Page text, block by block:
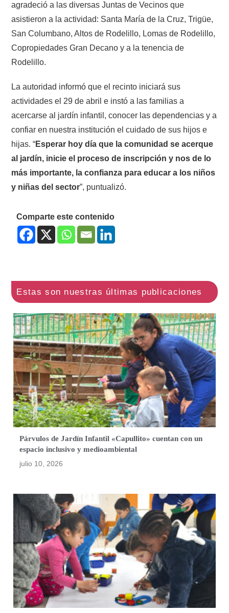
agradeció a las diversas Juntas de Vecinos que
asistieron a la actividad: Santa María de la Cruz, Trigüe,
San Columbano, Altos de Rodelillo, Lomas de Rodelillo,
Copropiedades Gran Decano y a la tenencia de
Rodelillo.
La autoridad informó que el recinto iniciará sus
actividades el 29 de abril e instó a las familias a
acercarse al jardín infantil, conocer las dependencias y a
confiar en nuestra institución el cuidado de sus hijos e
hijas. “Esperar hoy día que la comunidad se acerque
al jardín, inicie el proceso de inscripción y nos de lo
más importante, la confianza para educar a los niños
y niñas del sector”, puntualizó.
Comparte este contenido
Párvulos de Jardín Infantil «Capullito» cuentan con un
espacio inclusivo y medioambiental
julio 10, 2026